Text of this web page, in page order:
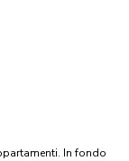
In fondo